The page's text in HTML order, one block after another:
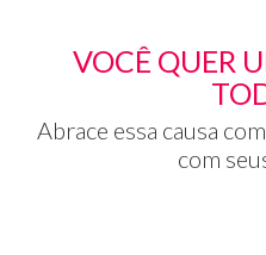
VOCÊ QUER
Abrace essa causa
com